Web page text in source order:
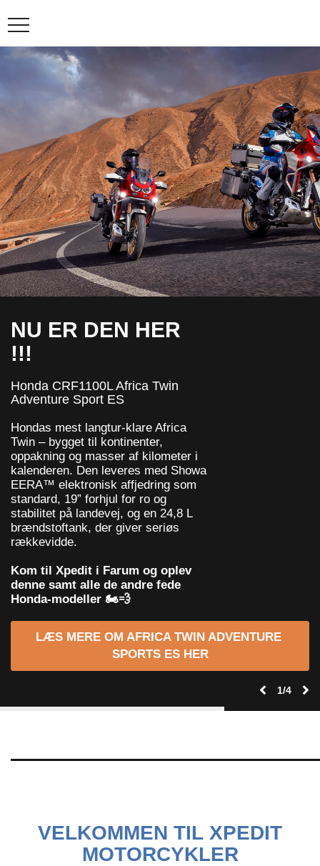
NU ER DEN HER
!!!
Honda CRF1100L Africa Twin
Adventure Sport ES
Hondas mest langtur-klare Africa
Twin – bygget til kontinenter,
oppakning og masser af kilometer i
kalenderen. Den leveres med Showa
EERA™ elektronisk affjedring som
standard, 19” forhjul for ro og
stabilitet på landevej, og en 24,8 L
brændstoftank, der giver seriøs
rækkevidde.
Kom til Xpedit i Farum og oplev
denne samt alle de andre fede
Honda-modeller 🏍️💨
LÆS MERE OM AFRICA TWIN ADVENTURE
SPORTS ES HER
1/4
VELKOMMEN TIL XPEDIT
MOTORCYKLER